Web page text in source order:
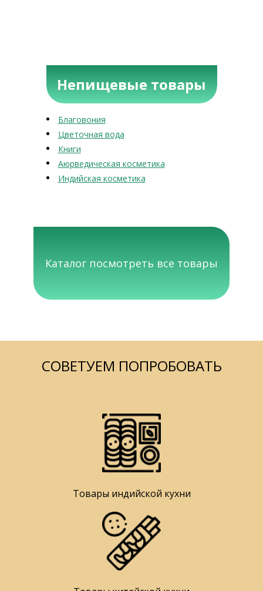
Непищевые товары
Благовония
Цветочная вода
Книги
Аюрведическая косметика
Индийская косметика
Каталог посмотреть все товары
СОВЕТУЕМ ПОПРОБОВАТЬ
Товары индийской кухни